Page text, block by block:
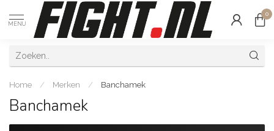
MENU
0
Home / Merken / Banchamek
Banchamek